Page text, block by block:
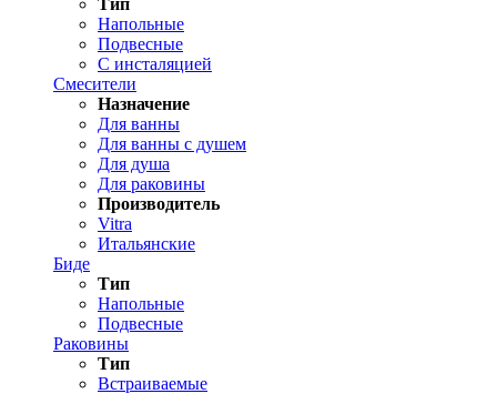
Тип
Напольные
Подвесные
С инсталяцией
Смесители
Назначение
Для ванны
Для ванны с душем
Для душа
Для раковины
Производитель
Vitra
Итальянские
Биде
Тип
Напольные
Подвесные
Раковины
Тип
Встраиваемые